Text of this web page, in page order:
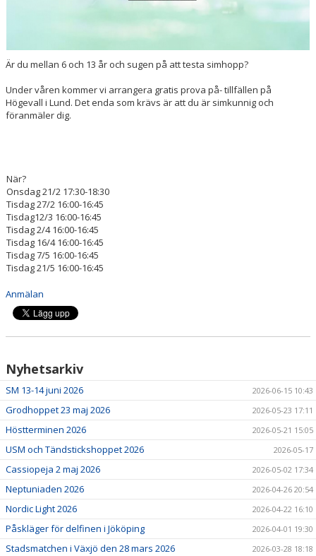
Är du mellan 6 och 13 år och sugen på att testa simhopp?
Under våren kommer vi arrangera gratis prova på- tillfällen på
Högevall i Lund. Det enda som krävs är att du är simkunnig och
föranmäler dig.
När?
Onsdag 21/2 17:30-18:30
Tisdag 27/2 16:00-16:45
Tisdag12/3 16:00-16:45
Tisdag 2/4 16:00-16:45
Tisdag 16/4 16:00-16:45
Tisdag 7/5 16:00-16:45
Tisdag 21/5 16:00-16:45
Anmälan
Nyhetsarkiv
SM 13-14 juni 2026 2026-06-15 10:43
Grodhoppet 23 maj 2026 2026-05-23 17:11
Höstterminen 2026 2026-05-21 15:05
USM och Tändstickshoppet 2026 2026-05-17
Cassiopeja 2 maj 2026 2026-05-02 17:34
Neptuniaden 2026 2026-04-26 20:54
Nordic Light 2026 2026-04-22 16:10
Påskläger för delfinen i Jököping 2026-04-01 19:30
Stadsmatchen i Växjö den 28 mars 2026 2026-03-28 18:18